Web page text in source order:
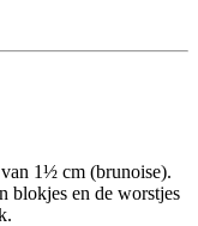
1½ cm (brunoise).
blokjes en de worstjes